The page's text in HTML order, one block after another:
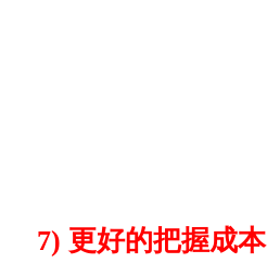
7) 更好的把握成本